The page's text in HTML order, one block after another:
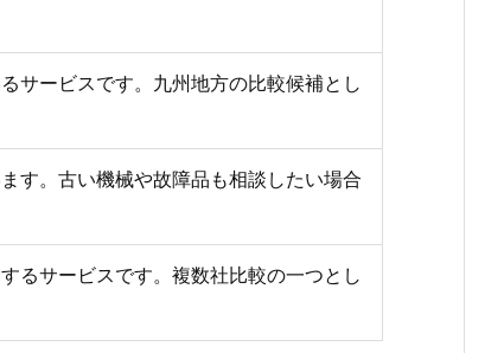
サービスです。九州地方の比較候補とし
す。古い機械や故障品も相談したい場合
るサービスです。複数社比較の一つとし